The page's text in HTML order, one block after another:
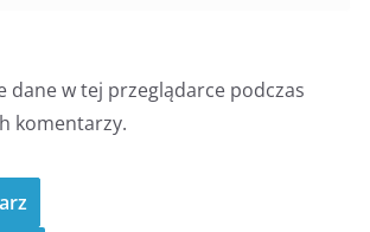
dane w tej przeglądarce podczas
komentarzy.